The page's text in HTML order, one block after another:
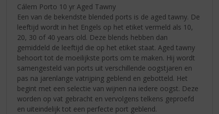
Cálem Porto 10 yr Aged Tawny
Een van de bekendste blended ports is de aged tawny. De
leeftijd wordt in het Engels op het etiket vermeld als 10,
20, 30 of 40 years old. Deze blends hebben dan
gemiddeld de leeftijd die op het etiket staat. Aged tawny
behoort tot de moeilijkste ports om te maken. Hij wordt
samengesteld van ports uit verschillende oogstjaren en
pas na jarenlange vatrijping geblend en gebotteld. Het
begint met een selectie van wijnen na iedere oogst. Deze
worden op vat gebracht en vervolgens telkens geproefd
en uiteindelijk tot een perfecte port geblend.